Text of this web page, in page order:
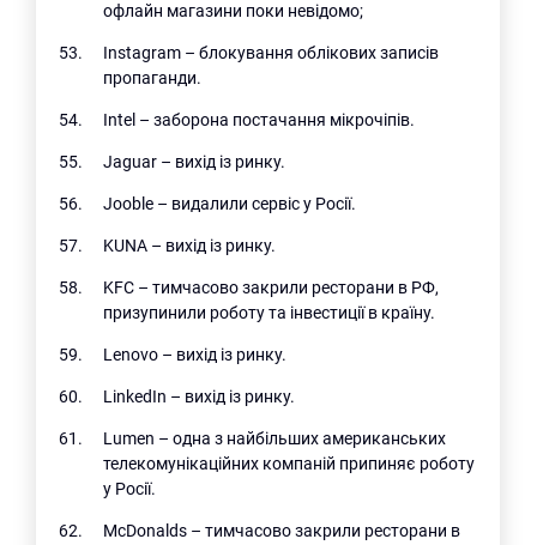
офлайн магазини поки невідомо;
Instagram – блокування облікових записів
пропаганди.
Intel – заборона постачання мікрочіпів.
Jaguar – вихід із ринку.
Jooble – видалили сервіс у Росії.
KUNA – вихід із ринку.
KFC – тимчасово закрили ресторани в РФ,
призупинили роботу та інвестиції в країну.
Lenovo – вихід із ринку.
LinkedIn – вихід із ринку.
Lumen – одна з найбільших американських
телекомунікаційних компаній припиняє роботу
у Росії.
McDonalds – тимчасово закрили ресторани в